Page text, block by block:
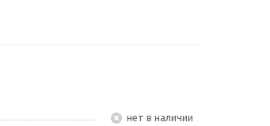
Нет в наличии